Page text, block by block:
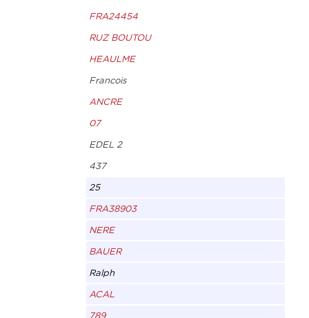
FRA24454
RUZ BOUTOU
HEAULME
Francois
ANCRE
07
EDEL 2
437
25
FRA38903
NERE
BAUER
Ralph
ACAL
789